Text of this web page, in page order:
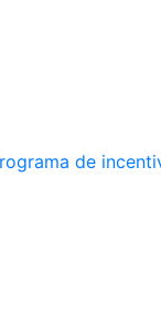
de